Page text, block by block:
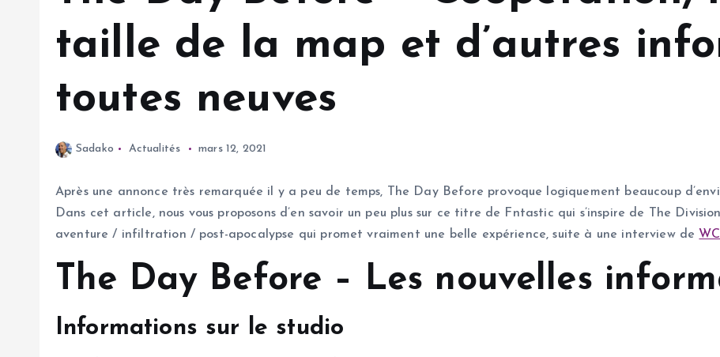
taille de la map et d’autres
toutes neuves
Sadako Actualités mars 12, 2021
Après une annonce très remarquée il y a peu de temps, The Day Before provoque logiquement beaucoup
Dans cet article, nous vous proposons d’en savoir un peu plus sur ce titre de Fntastic qui s’inspire de The
aventure / infiltration / post-apocalypse qui promet vraiment une belle expérience, suite à une interview de
The Day Before – Les nouvelles
Informations sur le studio